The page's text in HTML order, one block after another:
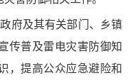
府及其有关部门、乡镇
传普及雷电灾害防御知
，提高公众应急避险和